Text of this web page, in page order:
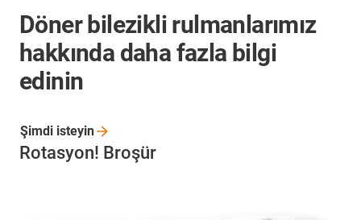
Döner bilezikli rulmanlarımız
hakkında daha fazla bilgi
edinin
Rotasyon! Broşür
Şimdi isteyin